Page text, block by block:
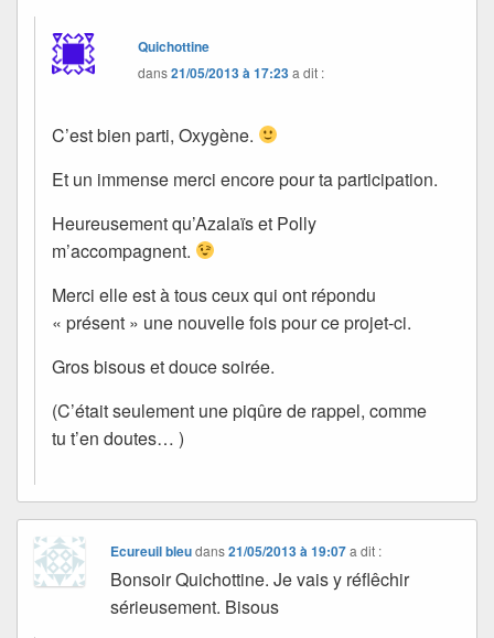
Quichottine
dans21/05/2013 à 17:23a dit :
C’est bien parti, Oxygène.
Et un immense merci encore pour ta participation.
Heureusement qu’Azalaïs et Polly
m’accompagnent.
Merci elle est à tous ceux qui ont répondu
« présent » une nouvelle fois pour ce projet-ci.
Gros bisous et douce soirée.
(C’était seulement une piqûre de rappel, comme
tu t’en doutes… )
Ecureuil bleudans21/05/2013 à 19:07 a dit :
Bonsoir Quichottine. Je vais y réflêchir
sérieusement. Bisous